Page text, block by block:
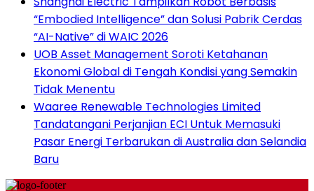
“Embodied Intelligence” dan Solusi Pabrik Cerdas
“AI-Native” di WAIC 2026
UOB Asset Management Soroti Ketahanan
Ekonomi Global di Tengah Kondisi yang Semakin
Tidak Menentu
Waaree Renewable Technologies Limited
Tandatangani Perjanjian ECI Untuk Memasuki
Pasar Energi Terbarukan di Australia dan Selandia
Baru